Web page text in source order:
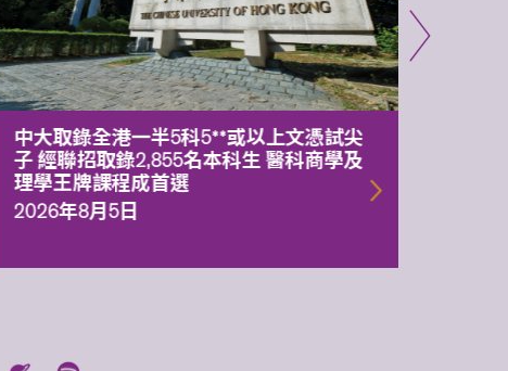
中大取錄全港一半5科5**或以上文憑試尖
子 經聯招取錄2,855名本科生 醫科商學及
理學王牌課程成首選
2026年8月5日